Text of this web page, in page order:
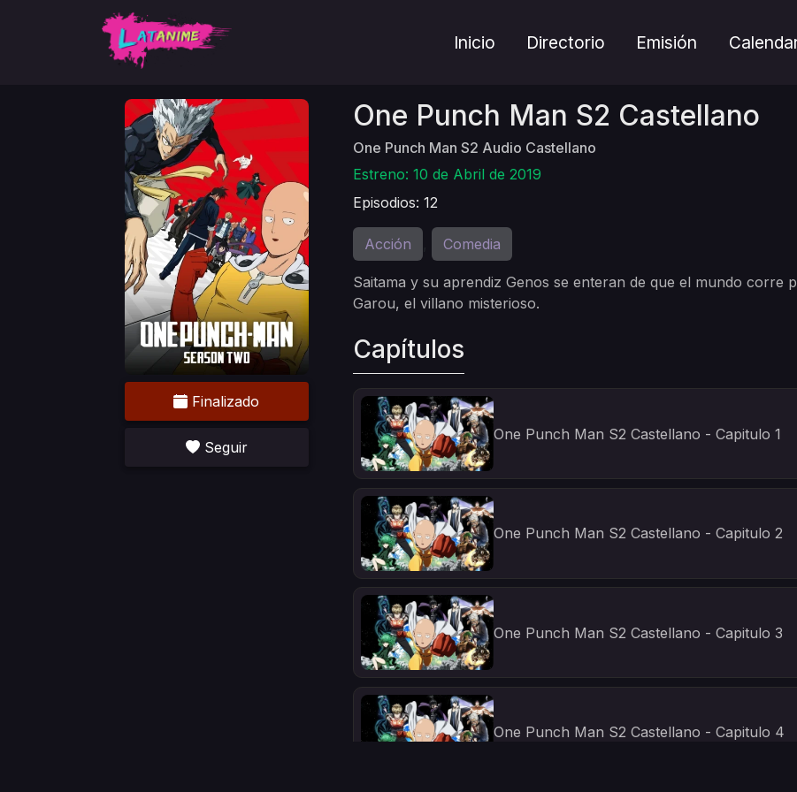
Inicio Directorio Emisión
Finalizado
Seguir
One Punch Man S2 Castellano
One Punch Man S2 Audio Castellano
Estreno: 10 de Abril de 2019
Episodios: 12
Acción Comedia
Saitama y su aprendiz Genos se enteran de que el mundo corre
Garou, el villano misterioso.
Capítulos
One Punch Man S2 Castellano - Capitulo 1
One Punch Man S2 Castellano - Capitulo 2
One Punch Man S2 Castellano - Capitulo 3
One Punch Man S2 Castellano - Capitulo 4